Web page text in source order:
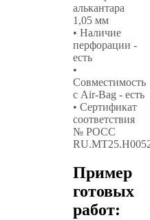
алькантара
1,05 мм
• Наличие
перфорации -
есть
•
Совместимость
с Air-Bag - есть
• Сертификат
соответствия
№ РОСС
Пример
готовых
работ: